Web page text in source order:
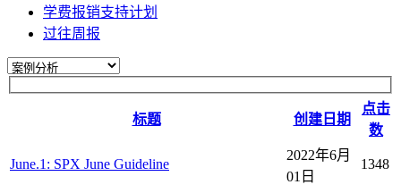
学费报销支持计划
过往周报
标题 创建日期
点击
数
June.1: SPX June Guideline
2022年6月
01日
1348